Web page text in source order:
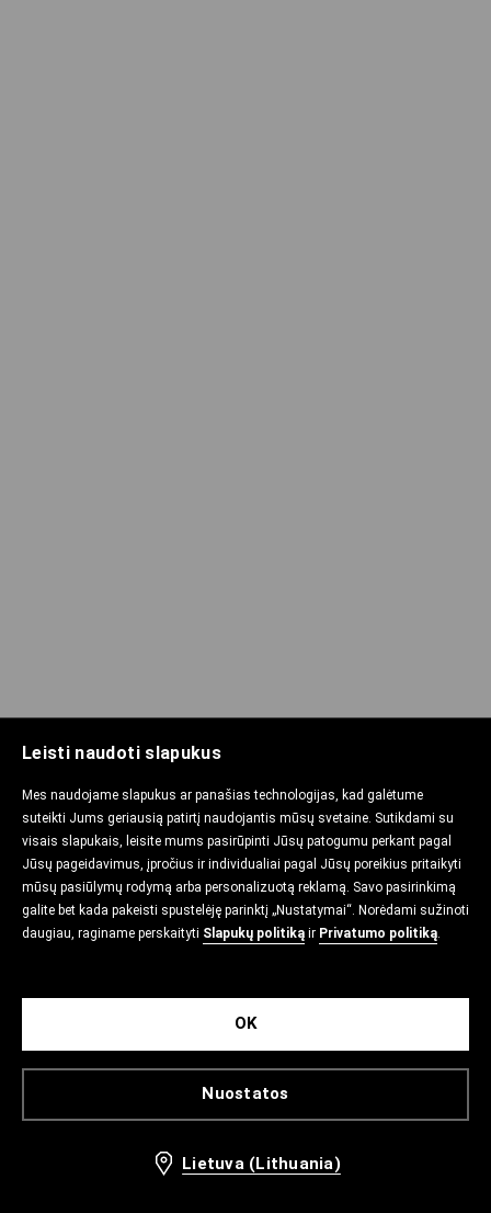
Leisti naudoti slapukus
Mes naudojame slapukus ar panašias technologijas, kad galėtume
suteikti Jums geriausią patirtį naudojantis mūsų svetaine. Sutikdami su
visais slapukais, leisite mums pasirūpinti Jūsų patogumu perkant pagal
Jūsų pageidavimus, įpročius ir individualiai pagal Jūsų poreikius pritaikyti
mūsų pasiūlymų rodymą arba personalizuotą reklamą. Savo pasirinkimą
galite bet kada pakeisti spustelėję parinktį „Nustatymai“. Norėdami sužinoti
daugiau, raginame perskaityti Slapukų politiką ir Privatumo politiką.
Nuostatos
OK
Lietuva (Lithuania)